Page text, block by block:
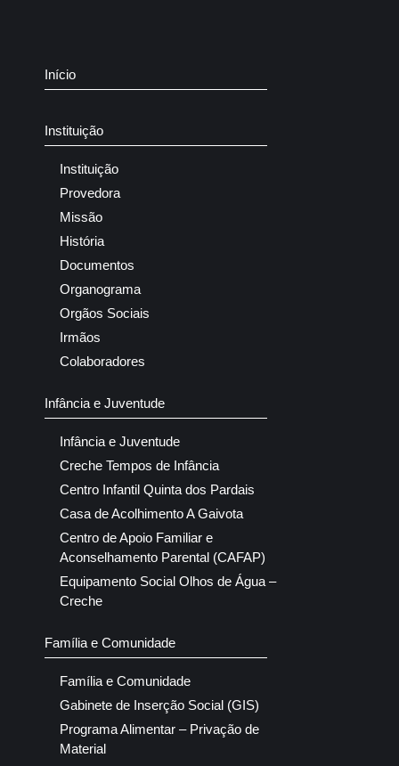
Início
Instituição
Instituição
Provedora
Missão
História
Documentos
Organograma
Orgãos Sociais
Irmãos
Colaboradores
Infância e Juventude
Infância e Juventude
Creche Tempos de Infância
Centro Infantil Quinta dos Pardais
Casa de Acolhimento A Gaivota
Centro de Apoio Familiar e
Aconselhamento Parental (CAFAP)
Equipamento Social Olhos de Água –
Creche
Família e Comunidade
Família e Comunidade
Gabinete de Inserção Social (GIS)
Programa Alimentar – Privação de
Material